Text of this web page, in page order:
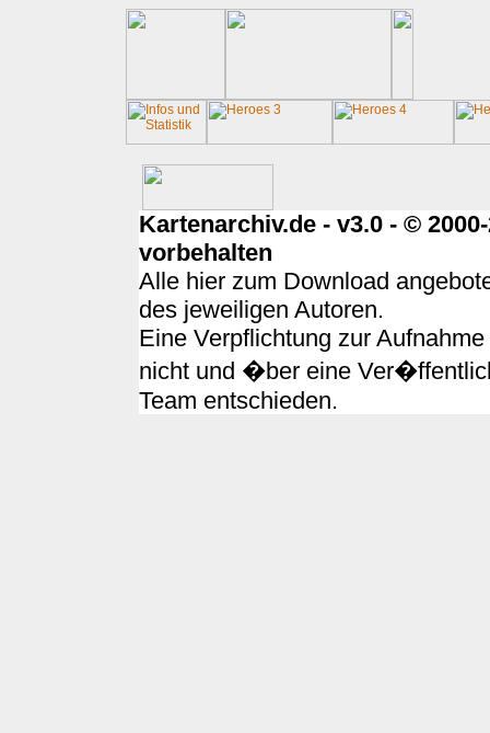
Kartenarchiv.de - v3.0 - ©
vorbehalten
Alle hier zum Download
des jeweiligen Autoren.
Eine Verpflichtung zur
nicht und �ber eine
Team entschieden.